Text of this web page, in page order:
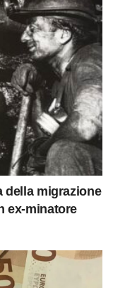
della migrazione
ex-minatore